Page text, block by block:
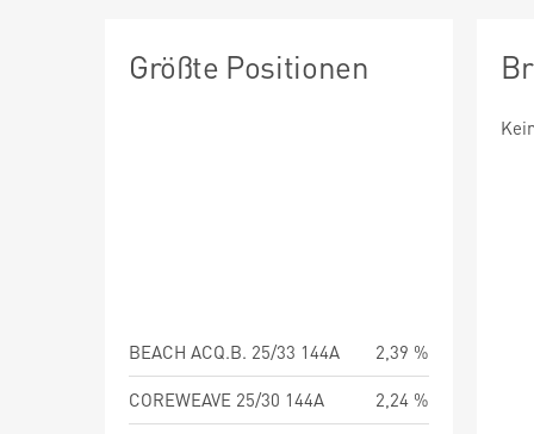
Größte Positionen
BEACH ACQ.B. 25/33 144A
2,39 %
COREWEAVE 25/30 144A
2,24 %